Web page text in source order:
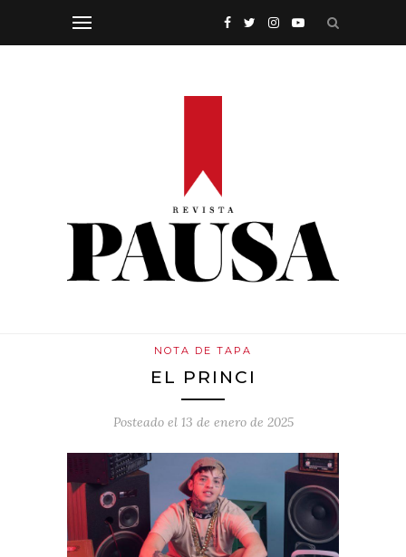
NOTA DE TAPA
EL PRINCI
Posteado el 13 de enero de 2025